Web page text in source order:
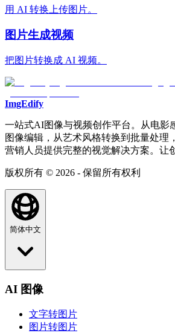
用 AI 转换上传图片。
图片生成视频
把图片转换成 AI 视频。
ImgEdify
一站式AI图像与视频创作平台。从电影
图像编辑，从艺术风格转换到批量处理
营销人员提供完整的视觉解决方案。让
版权所有 © 2026 - 保留所有权利
简体中文
AI 图像
文字转图片
图片转图片